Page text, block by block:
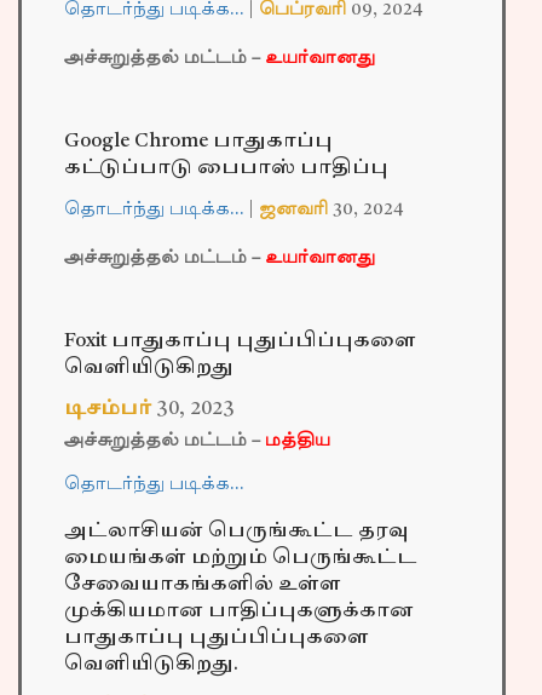
தொடர்ந்து படிக்க… பெப்ரவரி 09, 2024
அச்சுறுத்தல் மட்டம் – உயர்வானது
Google Chrome பாதுகாப்பு
கட்டுப்பாடு பைபாஸ் பாதிப்பு
தொடர்ந்து படிக்க… ஜனவரி 30, 2024
அச்சுறுத்தல் மட்டம் – உயர்வானது
Foxit பாதுகாப்பு புதுப்பிப்புகளை
வெளியிடுகிறது
டிசம்பர் 30, 2023
அச்சுறுத்தல் மட்டம் – மத்திய
தொடர்ந்து படிக்க…
அட்லாசியன் பெருங்கூட்ட தரவு
மையங்கள் மற்றும் பெருங்கூட்ட
சேவையாகங்களில் உள்ள
முக்கியமான பாதிப்புகளுக்கான
பாதுகாப்பு புதுப்பிப்புகளை
வெளியிடுகிறது.